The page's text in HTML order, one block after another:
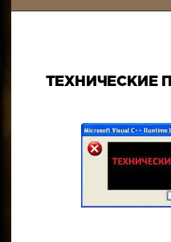
ТЕХНИЧЕСКИЕ